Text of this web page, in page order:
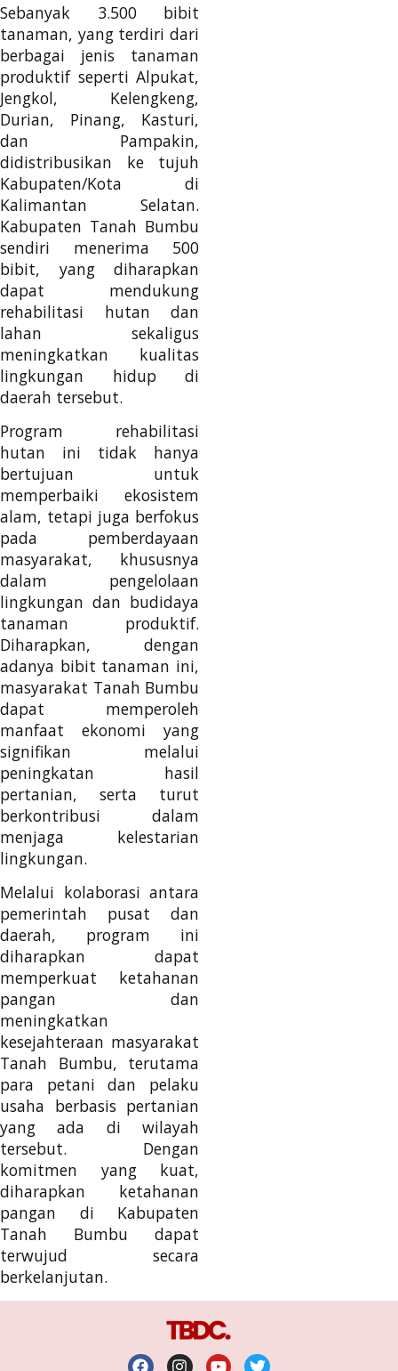
Sebanyak 3.500 bibit
tanaman, yang terdiri dari
berbagai jenis tanaman
produktif seperti Alpukat,
Jengkol, Kelengkeng,
Durian, Pinang, Kasturi,
dan Pampakin,
didistribusikan ke tujuh
Kabupaten/Kota di
Kalimantan Selatan.
Kabupaten Tanah Bumbu
sendiri menerima 500
bibit, yang diharapkan
dapat mendukung
rehabilitasi hutan dan
lahan sekaligus
meningkatkan kualitas
lingkungan hidup di
daerah tersebut.
Program rehabilitasi
hutan ini tidak hanya
bertujuan untuk
memperbaiki ekosistem
alam, tetapi juga berfokus
pada pemberdayaan
masyarakat, khususnya
dalam pengelolaan
lingkungan dan budidaya
tanaman produktif.
Diharapkan, dengan
adanya bibit tanaman ini,
masyarakat Tanah Bumbu
dapat memperoleh
manfaat ekonomi yang
signifikan melalui
peningkatan hasil
pertanian, serta turut
berkontribusi dalam
menjaga kelestarian
lingkungan.
Melalui kolaborasi antara
pemerintah pusat dan
daerah, program ini
diharapkan dapat
memperkuat ketahanan
pangan dan
meningkatkan
kesejahteraan masyarakat
Tanah Bumbu, terutama
para petani dan pelaku
usaha berbasis pertanian
yang ada di wilayah
tersebut. Dengan
komitmen yang kuat,
diharapkan ketahanan
pangan di Kabupaten
Tanah Bumbu dapat
terwujud secara
berkelanjutan.